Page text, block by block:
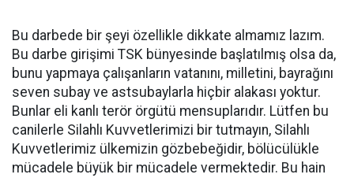
Bu darbede bir şeyi özellikle dikkate almamız lazım.
Bu darbe girişimi TSK bünyesinde başlatılmış olsa da,
bunu yapmaya çalışanların vatanını, milletini, bayrağını
seven subay ve astsubaylarla hiçbir alakası yoktur.
Bunlar eli kanlı terör örgütü mensuplarıdır. Lütfen bu
canilerle Silahlı Kuvvetlerimizi bir tutmayın, Silahlı
Kuvvetlerimiz ülkemizin gözbebeğidir, bölücülükle
mücadele büyük bir mücadele vermektedir. Bu hain